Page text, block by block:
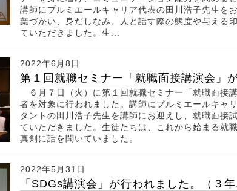
講師にプルミエールキャリア代表の田川浩子先生を
葉づかい、身だしなみ、人と話す際の態度や与える
ていただきました。生...
2022年6月8日
第１回就職セミナー「就職面接講演会」
６月７日（火）に第１回就職セミナー「就職面接
者を対象に行われました。講師にプルミエールキャ
タントの田川浩子先生を講師にお迎えし、就職面接
ていただきました。生徒たちは、これから始まる就
真剣に話を聞いていました。
2022年5月31日
「SDGs講演会」が行われました。（３